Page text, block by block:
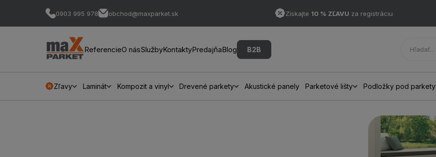
0903 995 978 obchod@maxparket.sk Získajte 10 % ZĽAVU za registráciu
ReferencieO násSlužbyKontaktyPredajňaBlog B2B
Zľavy Laminát Kompozit a vinyl Drevené parkety Akustické panely Parketové lišty Podložky pod parkety